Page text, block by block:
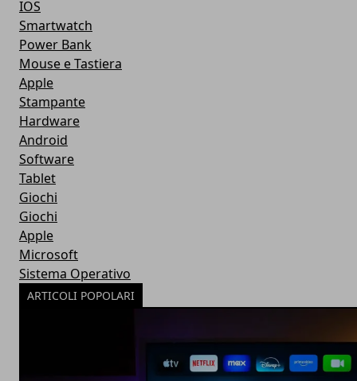
IOS
Smartwatch
Power Bank
Mouse e Tastiera
Apple
Stampante
Hardware
Android
Software
Tablet
Giochi
Giochi
Apple
Microsoft
Sistema Operativo
ARTICOLI POPOLARI